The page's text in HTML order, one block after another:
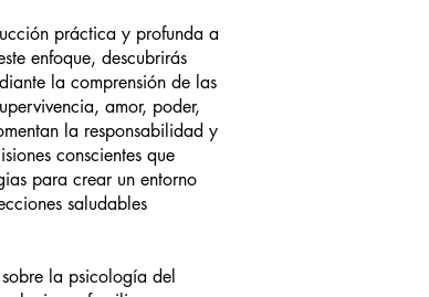
práctica y profunda a
enfoque, descubrirás
la comprensión de las
amor, poder,
la responsabilidad y
conscientes que
para crear un entorno
saludables
la psicología del